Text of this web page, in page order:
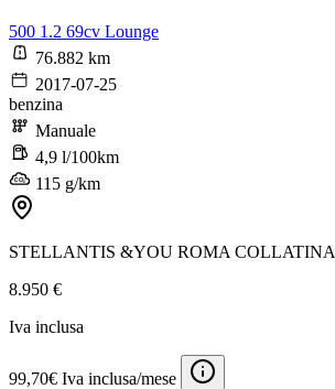
500 1.2 69cv Lounge
76.882 km
2017-07-25
benzina
Manuale
4,9 l/100km
115 g/km
STELLANTIS &YOU ROMA COLLATINA
8.950 €
Iva inclusa
99,70€ Iva inclusa/mese